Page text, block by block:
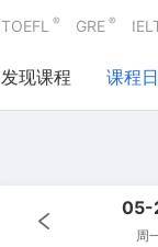
TOEFL ® GRE ®
发现课程 课程
05-
周